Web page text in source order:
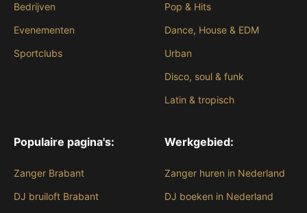
Bedrijven
Evenementen
Sportclubs
Pop & Hits
Dance, House & EDM
Urban
Disco, soul & funk
Latin & tropisch
Populaire pagina's:
Zanger Brabant
DJ bruiloft Brabant
Werkgebied:
Zanger huren in Nederland
DJ boeken in Nederland